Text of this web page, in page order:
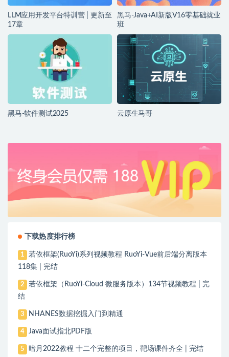
LLM应用开发平台特训营 | 更新至
17章
黑马-Java+AI新版V16零基础就业
班
黑马-软件测试2025 云原生马哥
下载热度排行榜
1
若依框架(RuoYi)系列视频教程 RuoYi-Vue前后端分离版本
118集 | 完结
2
若依框架（RuoYi-Cloud 微服务版本）134节视频教程 | 完
结
3 NHANES数据挖掘入门到精通
4 Java面试指北PDF版
5 暗月2022教程 十二个完整的项目，靶场课件齐全 | 完结